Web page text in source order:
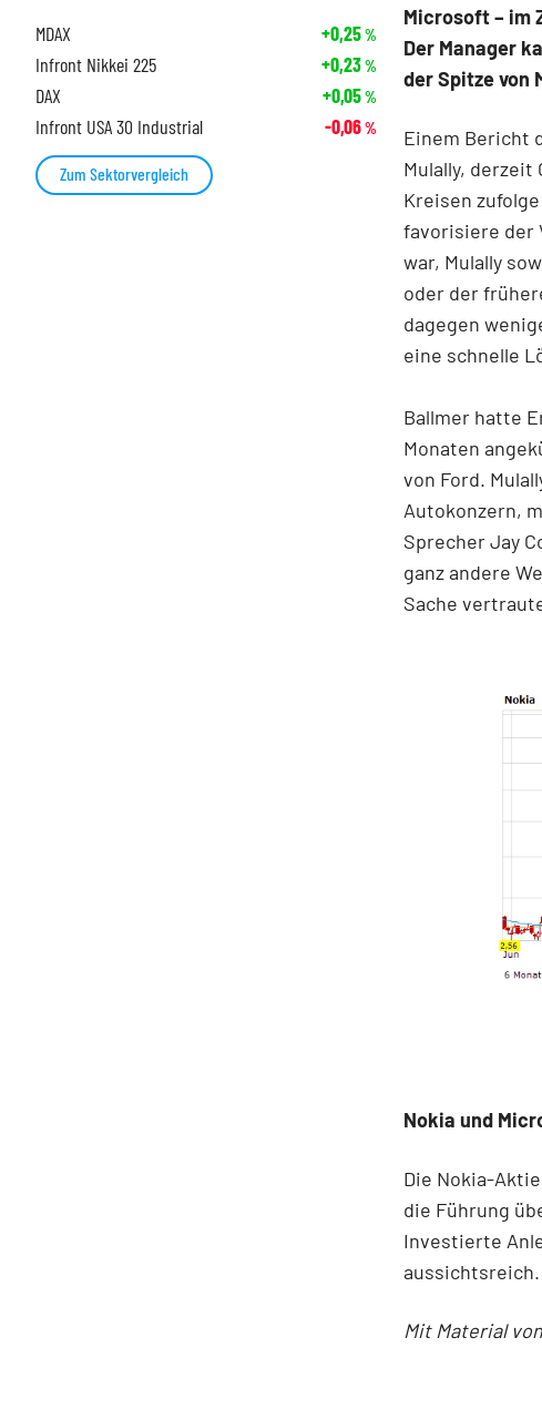
Microsoft – im
Der Manager
der Spitze von
Einem Bericht
Mulally, derzeit
Kreisen
favorisiere der
war, Mulally
oder der
dagegen
eine schnelle
Ballmer hatte
Monaten
von Ford.
Autokonzern,
Sprecher Jay
ganz andere
Sache
Nokia und
Die Nokia-
die Führung
Investierte
aussichtsreich.
Mit Material
MDAX
+0,25%
Infront Nikkei 225 +0,23%
DAX +0,05%
Infront USA 30 Industrial -0,06%
Zum Sektorvergleich